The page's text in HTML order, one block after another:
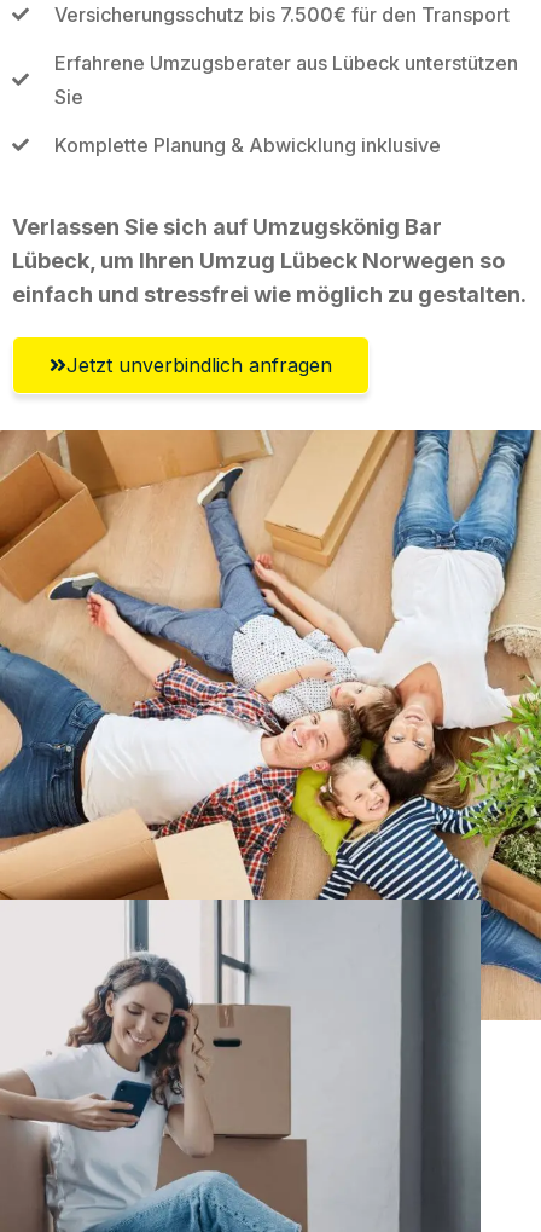
Versicherungsschutz bis 7.500€ für den Transport
Erfahrene Umzugsberater aus Lübeck unterstützen
Sie
Komplette Planung & Abwicklung inklusive
Verlassen Sie sich auf Umzugskönig Bar
Lübeck, um Ihren Umzug Lübeck Norwegen so
einfach und stressfrei wie möglich zu gestalten.
Jetzt unverbindlich anfragen